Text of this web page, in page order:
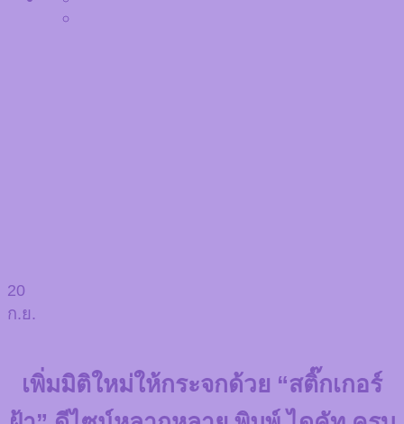
20
ก.ย.
เพิ่มมิติใหม่ให้กระจกด้วย “สติ๊กเกอร์